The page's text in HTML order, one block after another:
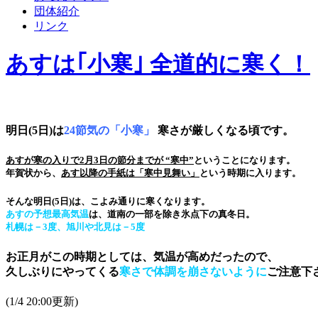
団体紹介
リンク
あすは｢小寒｣ 全道的に寒く！
明日(5日)は24節気の「小寒」 寒さが厳しくなる頃です。
あすが寒の入りで2月3日の節分までが “寒中” ということになります。
年賀状から、 あす以降の手紙は「寒中見舞い」 という時期に入ります。
そんな明日(5日)は、こよみ通りに寒くなります。
あすの予想最高気温は、道南の一部を除き氷点下の真冬日。
札幌は－3度、旭川や北見は－5度
お正月がこの時期としては、気温が高めだったので、
久しぶりにやってくる寒さで体調を崩さないようにご注意下
(1/4 20:00更新)